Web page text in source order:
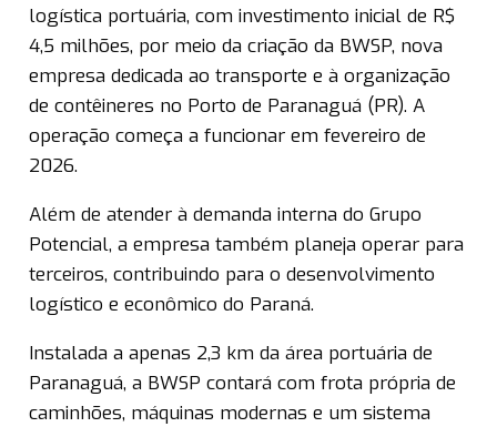
logística portuária, com investimento inicial de R$
4,5 milhões, por meio da criação da BWSP, nova
empresa dedicada ao transporte e à organização
de contêineres no Porto de Paranaguá (PR). A
operação começa a funcionar em fevereiro de
2026.
Além de atender à demanda interna do Grupo
Potencial, a empresa também planeja operar para
terceiros, contribuindo para o desenvolvimento
logístico e econômico do Paraná.
Instalada a apenas 2,3 km da área portuária de
Paranaguá, a BWSP contará com frota própria de
caminhões, máquinas modernas e um sistema